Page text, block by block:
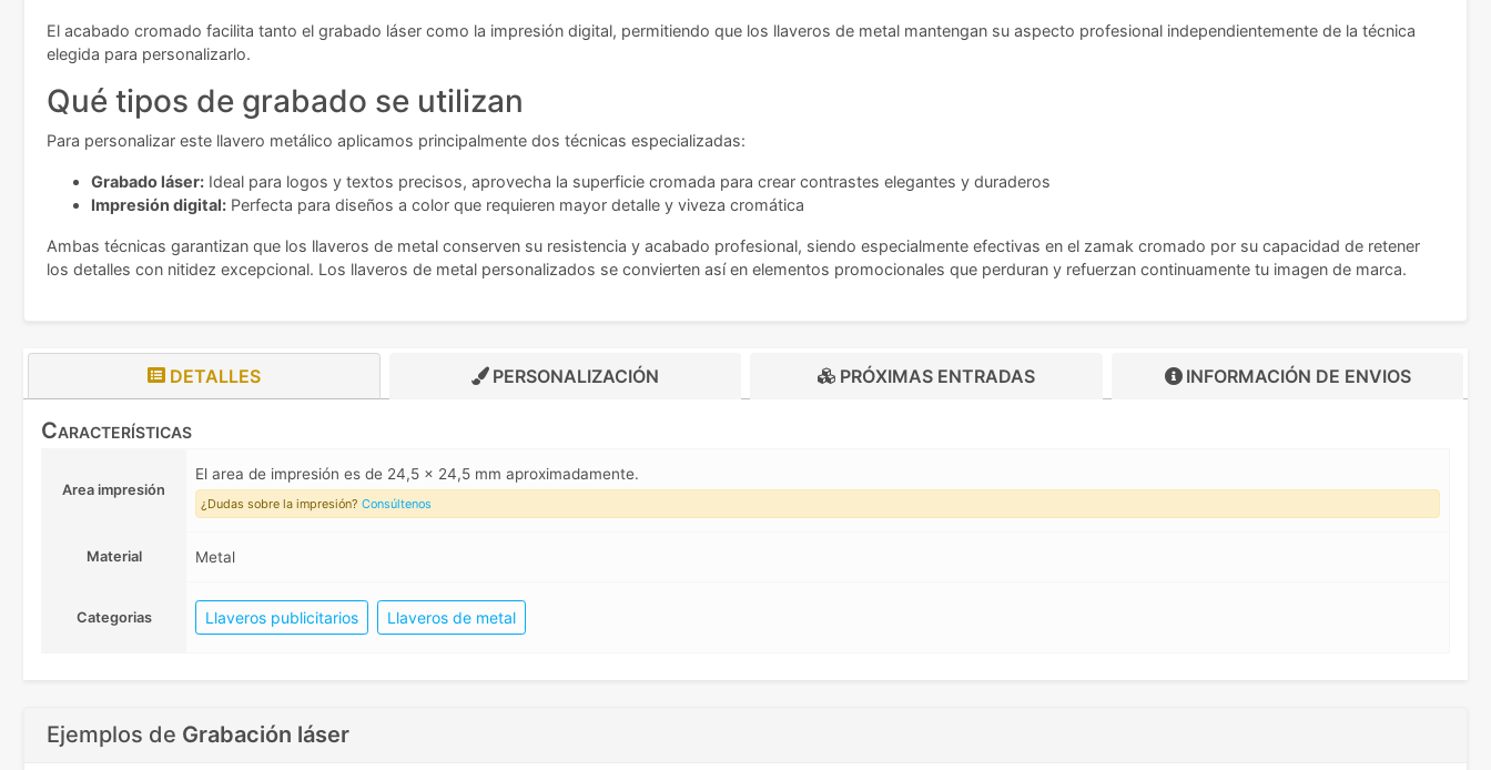
El acabado cromado facilita tanto el grabado láser como la impresión digital, permitiendo que los llaveros de metal mantengan su aspecto profesional independientemente de la técnica
elegida para personalizarlo.
Qué tipos de grabado se utilizan
Para personalizar este llavero metálico aplicamos principalmente dos técnicas especializadas:
Grabado láser: Ideal para logos y textos precisos, aprovecha la superficie cromada para crear contrastes elegantes y duraderos
Impresión digital: Perfecta para diseños a color que requieren mayor detalle y viveza cromática
Ambas técnicas garantizan que los llaveros de metal conserven su resistencia y acabado profesional, siendo especialmente efectivas en el zamak cromado por su capacidad de retener
los detalles con nitidez excepcional. Los llaveros de metal personalizados se convierten así en elementos promocionales que perduran y refuerzan continuamente tu imagen de marca.
DETALLES PERSONALIZACIÓN PRÓXIMAS ENTRADAS INFORMACIÓN DE ENVIOS
Características
Area impresión
El area de impresión es de 24,5 x 24,5 mm aproximadamente.
¿Dudas sobre la impresión? Consúltenos
Material Metal
Categorias Llaveros publicitarios Llaveros de metal
Ejemplos de Grabación láser